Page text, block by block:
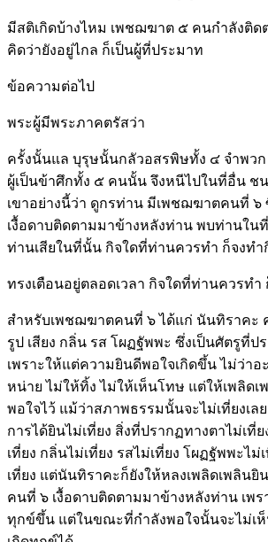
มีสติเกิดบ้างไหม เพชฌฆาต ๕ คนกำลังติด
คิดว่ายังอยู่ไกล ก็เป็นผู้ที่ประมาท
ข้อความต่อไป
พระผู้มีพระภาคตรัสว่า
ครั้งนั้นแล บุรุษนั้นกลัวอสรพิษทั้ง ๔ จำพว
ผู้เป็นข้าศึกทั้ง ๕ คนนั้น จึงหนีไปในที่อื่น ช
เขาอย่างนี้ว่า ดูกรท่าน มีเพชฌฆาตคนที่ ๖
เงื้อดาบติดตามมาข้างหลังท่าน พบท่านใน
ท่านเสียในที่นั้น กิจใดที่ท่านควรทำ ก็จงทำ
ทรงเตือนอยู่ตลอดเวลา กิจใดที่ท่านควรทำ
สำหรับเพชฌฆาตคนที่ ๖ ได้แก่ นันทิราคะ
รูป เสียง กลิ่น รส โผฏฐัพพะ ซึ่งเป็นศัตรูที่ป
เพราะให้แต่ความยินดีพอใจเกิดขึ้น ไม่ว่าอ
หน่าย ไม่ให้ทิ้ง ไม่ให้เห็นโทษ แต่ให้เพลิดเ
พอใจไว้ แม้ว่าสภาพธรรมนั้นจะไม่เที่ยงเลย
การได้ยินไม่เที่ยง สิ่งที่ปรากฏทางตาไม่เที่ย
เที่ยง กลิ่นไม่เที่ยง รสไม่เที่ยง โผฏฐัพพะไม่
เที่ยง แต่นันทิราคะก็ยังให้หลงเพลิดเพลิน
คนที่ ๖ เงื้อดาบติดตามมาข้างหลังท่าน เพร
ทุกข์ขึ้น แต่ในขณะที่กำลังพอใจนั้นจะไม่เห็